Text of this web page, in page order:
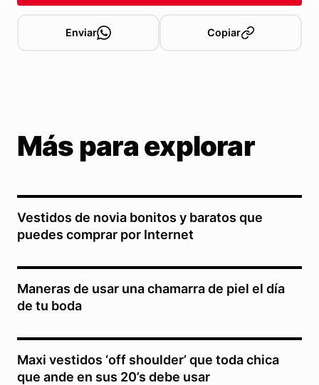
Enviar Copiar
Más para explorar
Vestidos de novia bonitos y baratos que
puedes comprar por Internet
Maneras de usar una chamarra de piel el día
de tu boda
Maxi vestidos ‘off shoulder’ que toda chica
que ande en sus 20’s debe usar